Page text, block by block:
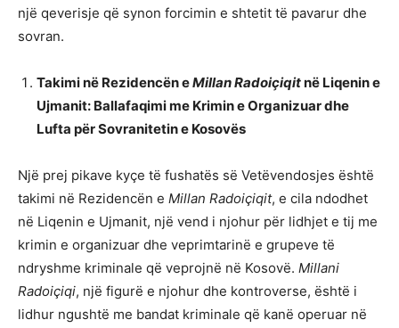
një qeverisje që synon forcimin e shtetit të pavarur dhe
sovran.
Takimi në Rezidencën eMillan Radoiçiqitnë Liqenin e
Ujmanit: Ballafaqimi me Krimin e Organizuar dhe
Lufta për Sovranitetin e Kosovës
Një prej pikave kyçe të fushatës së Vetëvendosjes është
takimi në Rezidencën e Millan Radoiçiqit, e cila ndodhet
në Liqenin e Ujmanit, një vend i njohur për lidhjet e tij me
krimin e organizuar dhe veprimtarinë e grupeve të
ndryshme kriminale që veprojnë në Kosovë. Millani
Radoiçiqi, një figurë e njohur dhe kontroverse, është i
lidhur ngushtë me bandat kriminale që kanë operuar në